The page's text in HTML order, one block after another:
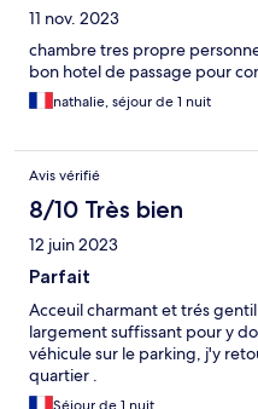
11 nov. 2023
chambre tres propre
bon hotel de passage pour
nathalie, séjour de 1 nuit
Avis vérifié
8/10 Très bien
12 juin 2023
Parfait
Acceuil charmant et trés
largement suffissant pour y
véhicule sur le parking, j'y
quartier .